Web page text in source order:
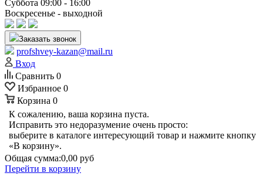
Суббота 09:00 - 16:00
Воскресенье - выходной
Заказать звонок
profshvey-kazan@mail.ru
Вход
Сравнить 0
Избранное 0
Корзина 0
К сожалению, ваша корзина пуста.
Исправить это недоразумение очень просто:
выберите в каталоге интересующий товар и нажмите кнопку
«В корзину».
Общая сумма:0,00 руб
Перейти в корзину